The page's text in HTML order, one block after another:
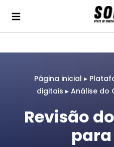
Página inicial ▸
digitais ▸ Análise do
Revisão
para